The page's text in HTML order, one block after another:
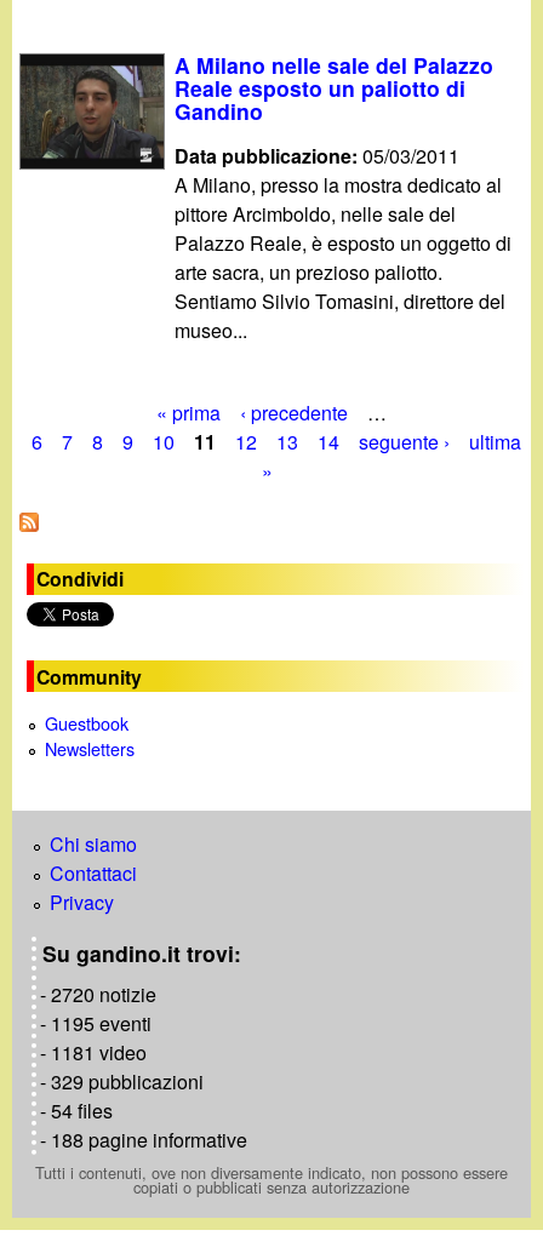
A Milano nelle sale del Palazzo
Reale esposto un paliotto di
Gandino
Data pubblicazione:05/03/2011
A Milano, presso la mostra dedicato al
pittore Arcimboldo, nelle sale del
Palazzo Reale, è esposto un oggetto di
arte sacra, un prezioso paliotto.
Sentiamo Silvio Tomasini, direttore del
museo...
P
g
i
n
e
« prima ‹ precedente
…
6
7 8 9 10 11 12 13 14 seguente ›
ultima
»
Condividi
Community
Guestbook
Newsletters
Chi siamo
Contattaci
Privacy
Su gandino.it trovi:
- 2720 notizie
- 1195 eventi
- 1181 video
- 329 pubblicazioni
- 54 files
- 188 pagine informative
Tutti i contenuti, ove non diversamente indicato, non possono essere
copiati o pubblicati senza autorizzazione